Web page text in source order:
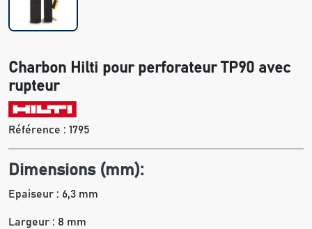
Charbon Hilti pour perforateur TP90 avec
rupteur
Référence : 1795
Dimensions (mm):
Epaiseur : 6,3 mm
Largeur : 8 mm